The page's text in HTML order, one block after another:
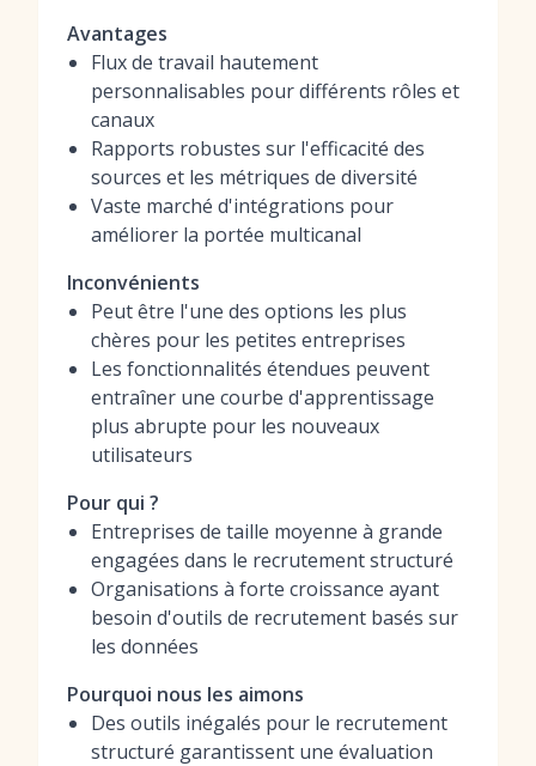
Avantages
Flux de travail hautement
personnalisables pour différents rôles et
canaux
Rapports robustes sur l'efficacité des
sources et les métriques de diversité
Vaste marché d'intégrations pour
améliorer la portée multicanal
Inconvénients
Peut être l'une des options les plus
chères pour les petites entreprises
Les fonctionnalités étendues peuvent
entraîner une courbe d'apprentissage
plus abrupte pour les nouveaux
utilisateurs
Pour qui ?
Entreprises de taille moyenne à grande
engagées dans le recrutement structuré
Organisations à forte croissance ayant
besoin d'outils de recrutement basés sur
les données
Pourquoi nous les aimons
Des outils inégalés pour le recrutement
structuré garantissent une évaluation